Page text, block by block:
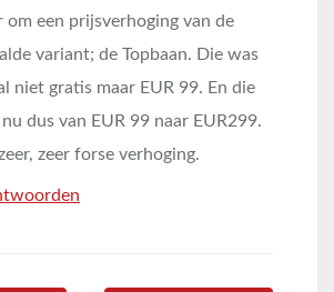
om een prijsverhoging van de
variant; de Topbaan. Die was
niet gratis maar EUR 99. En die
dus van EUR 99 naar EUR299.
zeer forse verhoging.